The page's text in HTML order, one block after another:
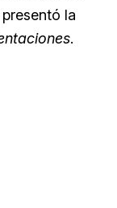
la
.